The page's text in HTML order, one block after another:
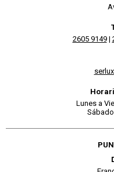
2605 9149|
Lunes a